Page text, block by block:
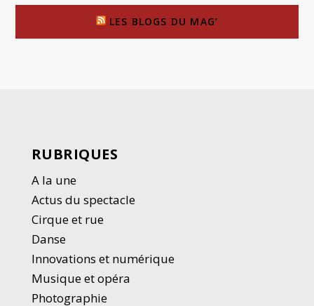
LES BLOGS DU MAG’
RUBRIQUES
A la une
Actus du spectacle
Cirque et rue
Danse
Innovations et numérique
Musique et opéra
Photographie